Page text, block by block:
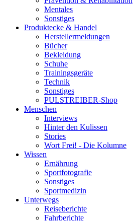
Mentales
Sonstiges
Produktecke & Handel
Herstellermeldungen
Bücher
Bekleidung
Schuhe
Trainingsgeräte
Technik
Sonstiges
PULSTREIBER-Shop
Menschen
Interviews
Hinter den Kulissen
Stories
Wort Frei! - Die Kolumne
Wissen
Ernährung
Sportfotografie
Sonstiges
Sportmedizin
Unterwegs
Reiseberichte
Fahrberichte